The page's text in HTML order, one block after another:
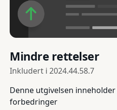
Mindre rettelser
Inkludert i 2024.44.58.7
Denne utgivelsen
forbedringer